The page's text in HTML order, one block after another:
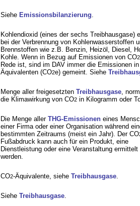
Siehe Emissionsbilanzierung.
Kohlendioxid (eines der sechs Treibhausgase)
bei der Verbrennung von Kohlenwasserstoffen
Brennstoffen wie z.B. Benzin, Heizöl, Diesel,
Kohle. Wenn in Bezug auf Emissionen von CO2
Rede ist, sind im DAV immer die Emissionen in
Äquivalenten (CO2e) gemeint. Siehe
Menge aller freigesetzten Treibhausgase,
die Klimawirkung von CO2in Kilogramm oder
Die Menge aller THG-Emissioneneines
einer Firma oder einer Organisation während
bestimmten Zeitraums (meist ein Jahr). Der CO
Fußabdruck kann auch für ein Produkt, eine
Dienstleistung oder eine Veranstaltung ermittelt
werden.
CO2-Äquivalente, siehe Treibhausgase.
Siehe Treibhausgase.